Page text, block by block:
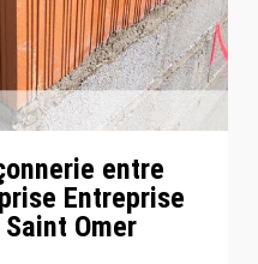
entre
Entreprise
Omer